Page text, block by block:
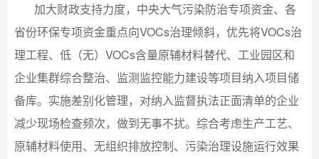
加大财政支持力度，中央大气污染防治专项资金、各
省份环保专项资金重点向VOCs治理倾斜，优先将VOCs治
理工程、低（无）VOCs含量原辅材料替代、工业园区和
企业集群综合整治、监测监控能力建设等项目纳入项目储
备库。实施差别化管理，对纳入监督执法正面清单的企业
减少现场检查频次，做到无事不扰。综合考虑生产工艺、
原辅材料使用、无组织排放控制、污染治理设施运行效果